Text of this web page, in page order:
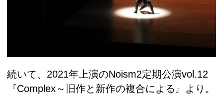
続いて、2021年上演のNoism2定期公演vol.12
『Complex～旧作と新作の複合による』より。